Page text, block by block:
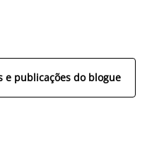
e publicações do blogue